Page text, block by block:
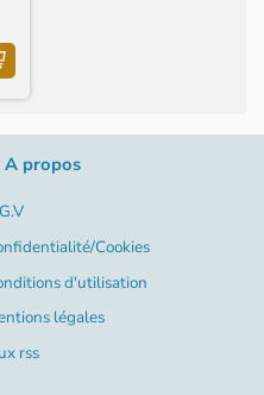
A propos
Cookies
d'utilisation
légales
rss